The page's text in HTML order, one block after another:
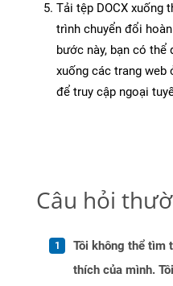
Tải tệp DOCX xuống
trình chuyển đổi
bước này, bạn có thể
xuống các trang web
để truy cập ngoại
Câu hỏi
Tôi không thể tìm
thích của mình.